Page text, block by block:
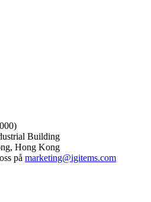
Building
Hong Kong
på marketing@igitems.com